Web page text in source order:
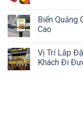
Biển Quảng
Cao
Vị Trí Lắp
Khách Đi